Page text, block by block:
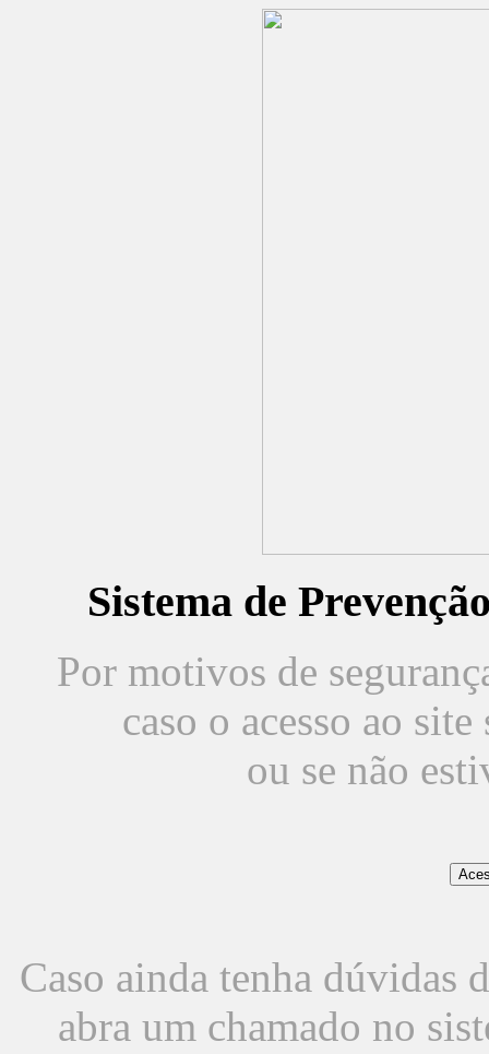
Sistema de
Por motivos de
caso o acesso ao
ou se não
Caso ainda tenha dúvidas
abra um chamado no